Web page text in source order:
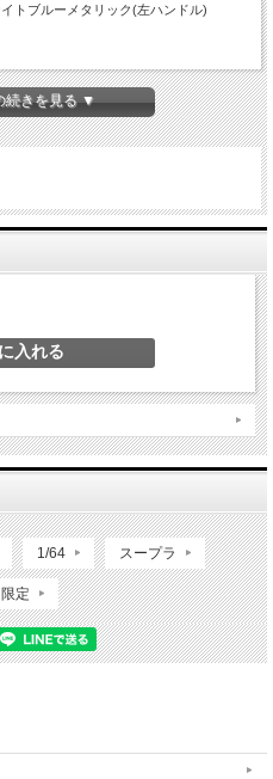
トブルーメタリック(左ハンドル)
続きを見る ▼
1/64 スープラ
限定